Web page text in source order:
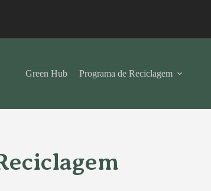
Green Hub Programa de Reciclagem